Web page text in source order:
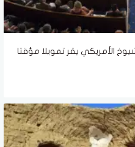
الأمريكي يقر تمويلا مؤقتا